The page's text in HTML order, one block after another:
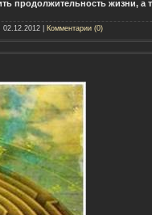
продолжительность жизни,
02.12.2012| Комментарии (0)